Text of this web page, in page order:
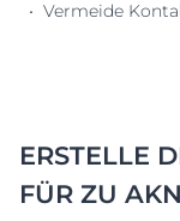
• Vermeide
ERSTELLE
FÜR ZU